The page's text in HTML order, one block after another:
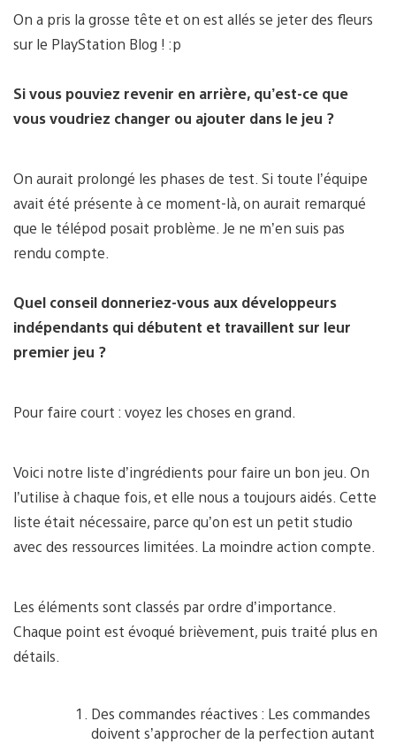
On a pris la grosse tête et on est allés se jeter des fleurs
sur le PlayStation Blog ! :p
Si vous pouviez revenir en arrière, qu’est-ce que
vous voudriez changer ou ajouter dans le jeu ?
On aurait prolongé les phases de test. Si toute l’équipe
avait été présente à ce moment-là, on aurait remarqué
que le télépod posait problème. Je ne m’en suis pas
rendu compte.
Quel conseil donneriez-vous aux développeurs
indépendants qui débutent et travaillent sur leur
premier jeu ?
Pour faire court : voyez les choses en grand.
Voici notre liste d’ingrédients pour faire un bon jeu. On
l’utilise à chaque fois, et elle nous a toujours aidés. Cette
liste était nécessaire, parce qu’on est un petit studio
avec des ressources limitées. La moindre action compte.
Les éléments sont classés par ordre d’importance.
Chaque point est évoqué brièvement, puis traité plus en
détails.
Des commandes réactives : Les commandes
doivent s’approcher de la perfection autant